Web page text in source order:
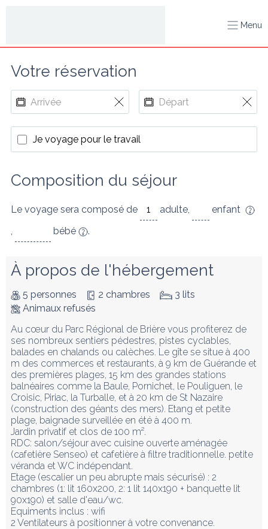
Menu
Votre réservation
Je voyage pour le travail
Composition du séjour
Le voyage sera composé de adulte,
enfant
,
bébé .
À propos de l'hébergement
5 personnes 2 chambres
3 lits
Animaux refusés
Au cœur du Parc Régional de Brière vous profiterez de
ses nombreux sentiers pédestres, pistes cyclables,
balades en chalands ou calèches. Le gîte se situe à 400
m des commerces et restaurants, à 9 km de Guérande et
des premières plages, 15 km des grandes stations
balnéaires comme la Baule, Pornichet, le Pouliguen, le
Croisic, Piriac, la Turballe, et à 20 km de St Nazaire
(construction des géants des mers). Etang et petite
plage, baignade surveillée en été à 400 m.
Jardin privatif et clos de 100 m².
RDC: salon/séjour avec cuisine ouverte aménagée
(cafetière Senseo) et cafetière à filtre traditionnelle. petite
véranda et WC indépendant.
Etage (escalier un peu abrupte mais sécurisé) : 2
chambres (1: lit 160x200, 2: 1 lit 140x190 + banquette lit
90x190) et salle d'eau/wc.
Equiments inclus : wifi
2 Ventilateurs à positionner à votre convenance.